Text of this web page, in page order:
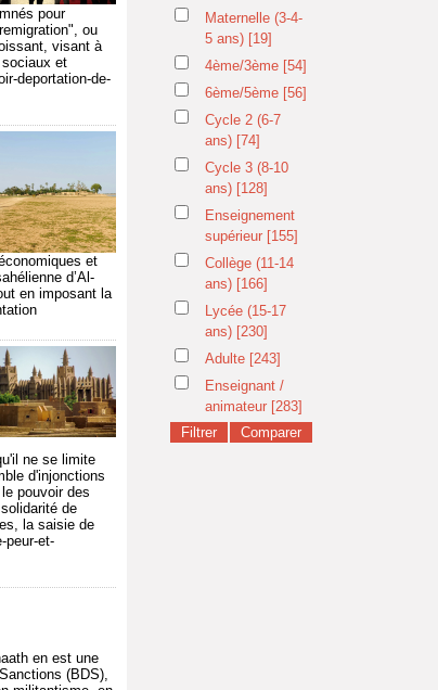
pour
ou
visant à
sociaux et
deportation-de-
et
d’Al-
en imposant la
ne se limite
d'injonctions
pouvoir des
de
la saisie de
peur-et-
en est une
(BDS),
Maternelle (3-4-
5 ans) [19]
4ème/3ème [54]
6ème/5ème [56]
Cycle 2 (6-7
ans) [74]
Cycle 3 (8-10
ans) [128]
Enseignement
supérieur [155]
Collège (11-14
ans) [166]
Lycée (15-17
ans) [230]
Adulte [243]
Enseignant /
animateur [283]